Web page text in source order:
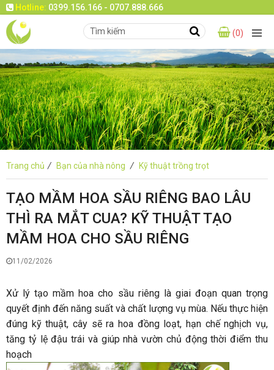
Hotline: 0399.156.166 - 0707.888.666
(0)
Trang chủ / Bạn của nhà nông / Kỹ thuật trồng trọt
TẠO MẦM HOA SẦU RIÊNG BAO LÂU
THÌ RA MẮT CUA? KỸ THUẬT TẠO
MẦM HOA CHO SẦU RIÊNG
11/02/2026
Xử lý tạo mầm hoa cho sầu riêng là giai đoạn quan trọng
quyết định đến năng suất và chất lượng vụ mùa. Nếu thực hiện
đúng kỹ thuật, cây sẽ ra hoa đồng loạt, hạn chế nghịch vụ,
tăng tỷ lệ đậu trái và giúp nhà vườn chủ động thời điểm thu
hoạch